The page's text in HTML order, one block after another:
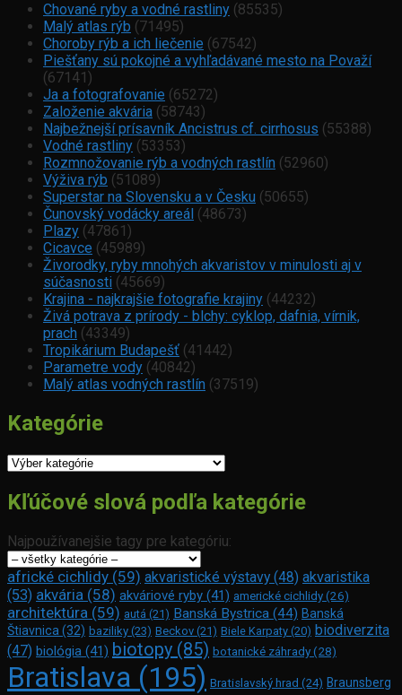
Chované ryby a vodné rastliny (85535)
Malý atlas rýb (71495)
Choroby rýb a ich liečenie (67542)
Piešťany sú pokojné a vyhľadávané mesto na Považí
(67141)
Ja a fotografovanie (65272)
Založenie akvária (58743)
Najbežnejší prísavník Ancistrus cf. cirrhosus (55388)
Vodné rastliny (53353)
Rozmnožovanie rýb a vodných rastlín (52960)
Výživa rýb (51089)
Superstar na Slovensku a v Česku (50655)
Čunovský vodácky areál (48673)
Plazy (47861)
Cicavce (45989)
Živorodky, ryby mnohých akvaristov v minulosti aj v
súčasnosti (45669)
Krajina - najkrajšie fotografie krajiny (44232)
Živá potrava z prírody - blchy: cyklop, dafnia, vírnik,
prach (43349)
Tropikárium Budapešť (41442)
Parametre vody (40842)
Malý atlas vodných rastlín (37519)
Kategórie
Kategórie
Kľúčové slová podľa kategórie
Najpoužívanejšie tagy pre kategóriu:
africké cichlidy (59) akvaristické výstavy (48) akvaristika
(53) akvária (58) akváriové ryby (41) americké cichlidy (26)
architektúra (59) autá (21) Banská Bystrica (44) Banská
Štiavnica (32) baziliky (23) Beckov (21) Biele Karpaty (20) biodiverzita
(47) biológia (41) biotopy (85) botanické záhrady(28)
Bratislava (195) Bratislavský hrad (24) Braunsberg